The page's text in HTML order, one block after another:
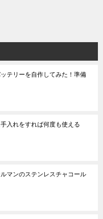
テリーを自作してみた！準備
入れをすれば何度も使える
マンのステンレスチャコール